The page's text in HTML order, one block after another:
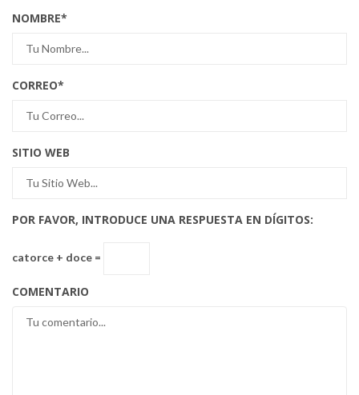
NOMBRE*
CORREO*
SITIO WEB
POR FAVOR, INTRODUCE UNA RESPUESTA EN DÍGITOS:
catorce + doce =
COMENTARIO